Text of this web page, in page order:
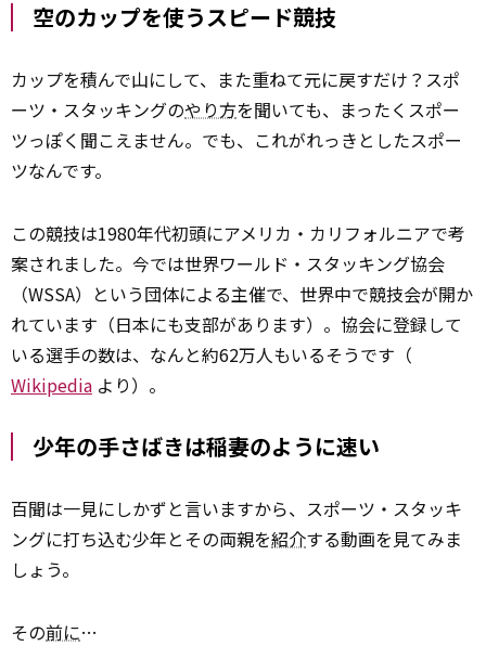
空のカップを使うスピード競技
カップを積んで山にして、また重ねて元に戻すだけ？スポ
ーツ・スタッキングのやり方を聞いても、まったくスポー
ツっぽく聞こえません。でも、これがれっきとしたスポー
ツなんです。
この競技は1980年代初頭にアメリカ・カリフォルニアで考
案されました。今では世界ワールド・スタッキング協会
（WSSA）という団体による主催で、世界中で競技会が開か
れています（日本にも支部があります）。協会に登録して
いる選手の数は、なんと約62万人もいるそうです（
Wikipedia より）。
少年の手さばきは稲妻のように速い
百聞は一見にしかずと言いますから、スポーツ・スタッキ
ングに打ち込む少年とその両親を紹介する動画を見てみま
しょう。
その前に…